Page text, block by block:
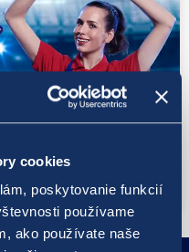
cookies
poskytovanie funkcií
používame
ako používate naše